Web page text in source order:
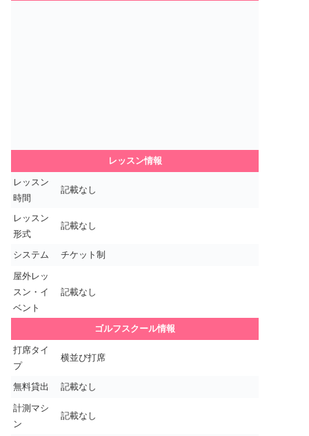
レッスン情報
レッスン
時間
記載なし
レッスン
形式
記載なし
システム チケット制
屋外レッ
スン・イ
ベント
記載なし
ゴルフスクール情報
打席タイ
プ
横並び打席
無料貸出 記載なし
計測マシ
ン
記載なし